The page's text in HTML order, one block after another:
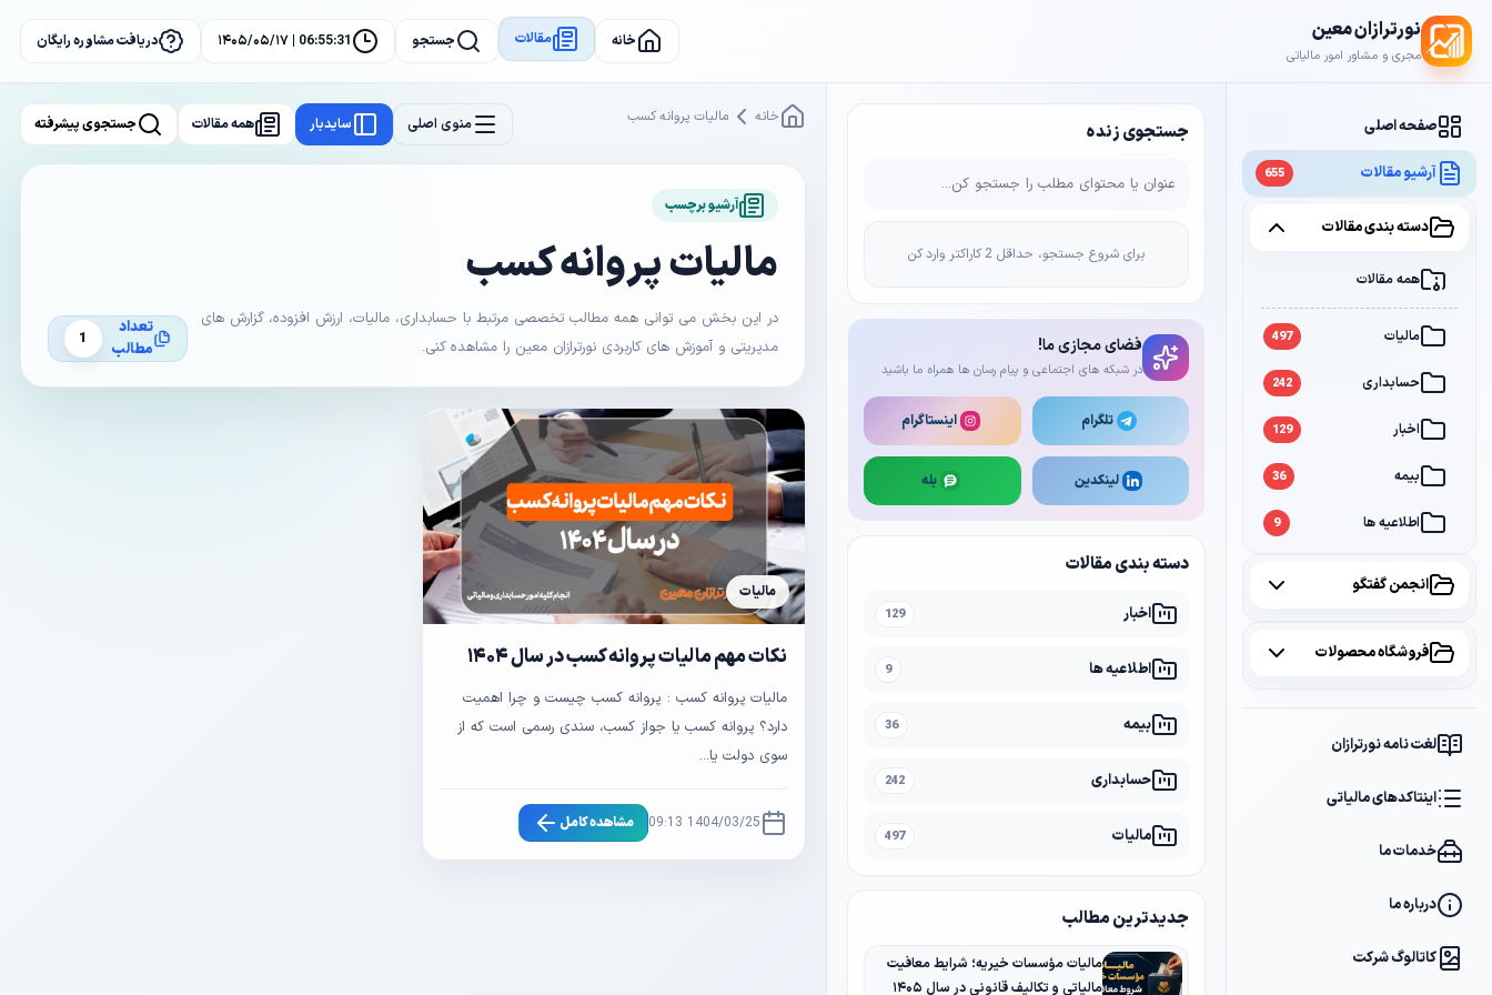
نورترازان معین
مجری و مشاور امور مالیاتی
خانه مقالات جستجو 06:55:31 | ۱۴۰۵/۰۵/۱۷ دریافت مشاوره رایگان
صفحه اصلی
آرشیو مقالات 655
دسته بندی مقالات
همه مقالات
مالیات 497
حسابداری 242
اخبار 129
بیمه 36
اطلاعیه ها 9
انجمن گفتگو
سامانه مودیان
بانک
فروشگاه محصولات
پکیج DVD آموزشی
کتاب ها
فایل های دانلودی
لغت نامه نورترازان
اینتاکدهای مالیاتی
خدمات ما
درباره ما
کاتالوگ شرکت
جستجوی زنده
برای شروع جستجو، حداقل 2 کاراکتر وارد کن
فضای مجازی ما!
در شبکه های اجتماعی و پیام رسان ها همراه ما باشید
تلگرام اینستاگرام
لینکدین بله
دسته بندی مقالات
اخبار 129
اطلاعیه ها 9
بیمه 36
حسابداری 242
مالیات 497
جدیدترین مطالب
مالیات مؤسسات خیریه؛ شرایط معافیت
مالیاتی و تکالیف قانونی در سال ۱۴۰۵
خانه مالیات پروانه کسب منوی اصلی سایدبار همه مقالات جستجوی پیشرفته
آرشیو برچسب
مالیات پروانه کسب
در این بخش می توانی همه مطالب تخصصی مرتبط با حسابداری، مالیات، ارزش افزوده، گزارش های
مدیریتی و آموزش های کاربردی نورترازان معین را مشاهده کنی.
تعداد
مطالب
1
مالیات
نکات مهم مالیات پروانه کسب در سال ۱۴۰۴
مالیات پروانه کسب : پروانه کسب چیست و چرا اهمیت
دارد؟ پروانه کسب یا جواز کسب، سندی رسمی است که از
سوی دولت یا...
1404/03/25 09:13 مشاهده کامل